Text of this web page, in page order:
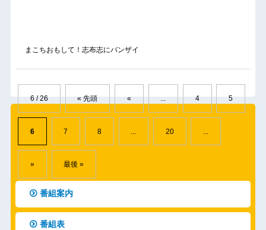
まこちおもして！志布志にバンザイ
6 / 26 « 先頭 « ... 4 5
6 7 8 20
» 最後 »
番組案内
番組表